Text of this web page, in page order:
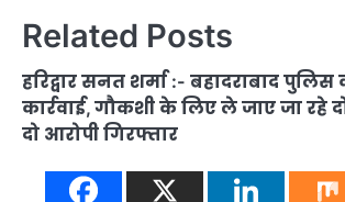
Related Posts
हरिद्वार सनत शर्मा :- बहादराबाद पुलिस
कार्रवाई, गौकशी के लिए ले जाए जा रहे
दो आरोपी गिरफ्तार